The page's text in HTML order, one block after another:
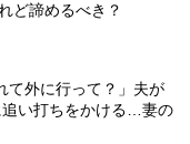
ど諦めるべき？
て外に行って？」夫が
い打ちをかける…妻の